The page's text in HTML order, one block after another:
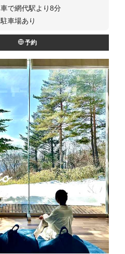
車で網代駅より8分
駐車場あり
予約